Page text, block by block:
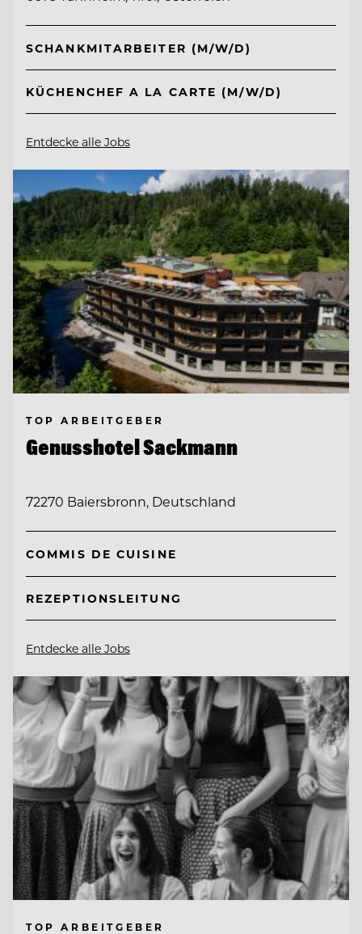
SCHANKMITARBEITER (M/W/D)
KÜCHENCHEF A LA CARTE (M/W/D)
Entdecke alle Jobs
TOP ARBEITGEBER
Genusshotel Sackmann
72270 Baiersbronn, Deutschland
COMMIS DE CUISINE
REZEPTIONSLEITUNG
Entdecke alle Jobs
TOP ARBEITGEBER